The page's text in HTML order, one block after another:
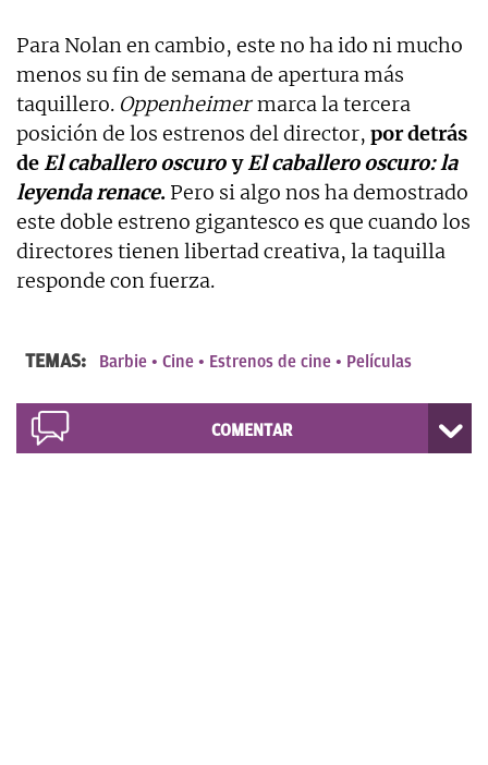
Para Nolan en cambio, este no ha ido ni mucho
menos su fin de semana de apertura más
taquillero. Oppenheimermarca la tercera
posición de los estrenos del director, por detrás
deEl caballero oscuro yEl caballero oscuro: la
leyenda renace. Pero si algo nos ha demostrado
este doble estreno gigantesco es que cuando los
directores tienen libertad creativa, la taquilla
responde con fuerza.
TEMAS: Barbie Cine Estrenos de cine Películas
COMENTAR